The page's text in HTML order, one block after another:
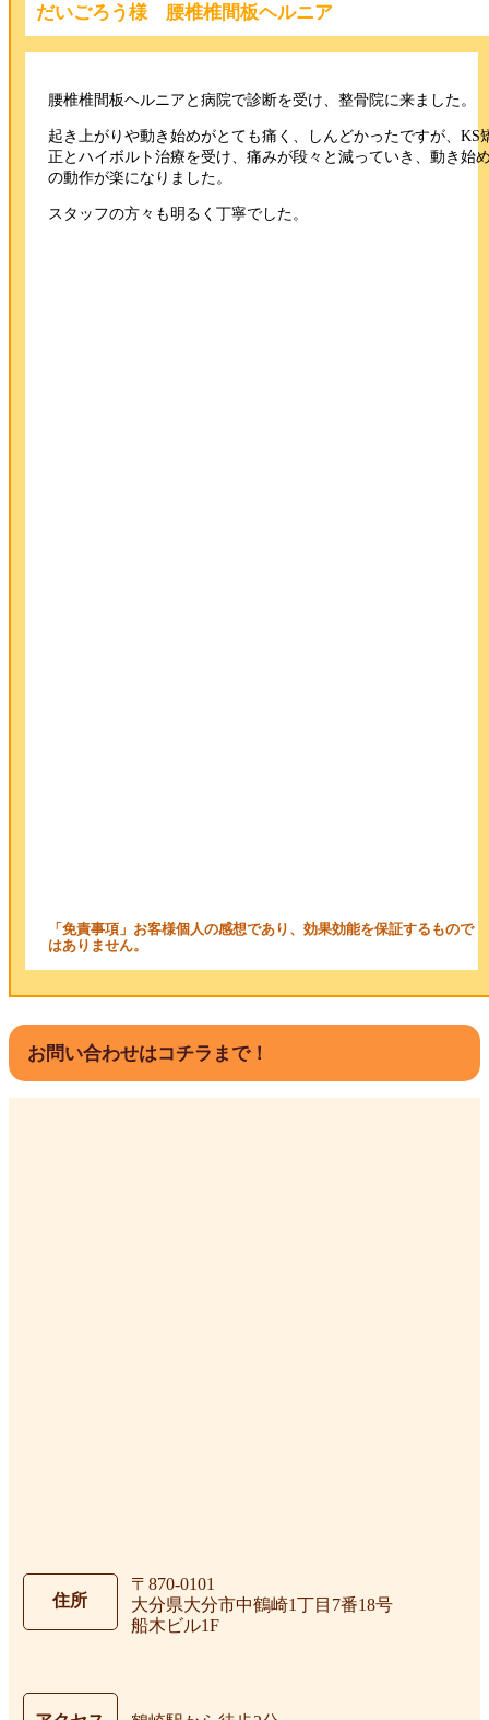
だいごろう様 腰椎椎間板ヘルニア
腰椎椎間板ヘルニアと病院で診断を受け、整骨院に来ました。
起き上がりや動き始めがとても痛く、しんどかったですが、KS
正とハイボルト治療を受け、痛みが段々と減っていき、動き始
の動作が楽になりました。
スタッフの方々も明るく丁寧でした。
「免責事項」お客様個人の感想であり、効果効能を保証するもので
はありません。
お問い合わせはコチラまで！
住所
〒870-0101
大分県大分市中鶴崎1丁目7番18号
船木ビル1F